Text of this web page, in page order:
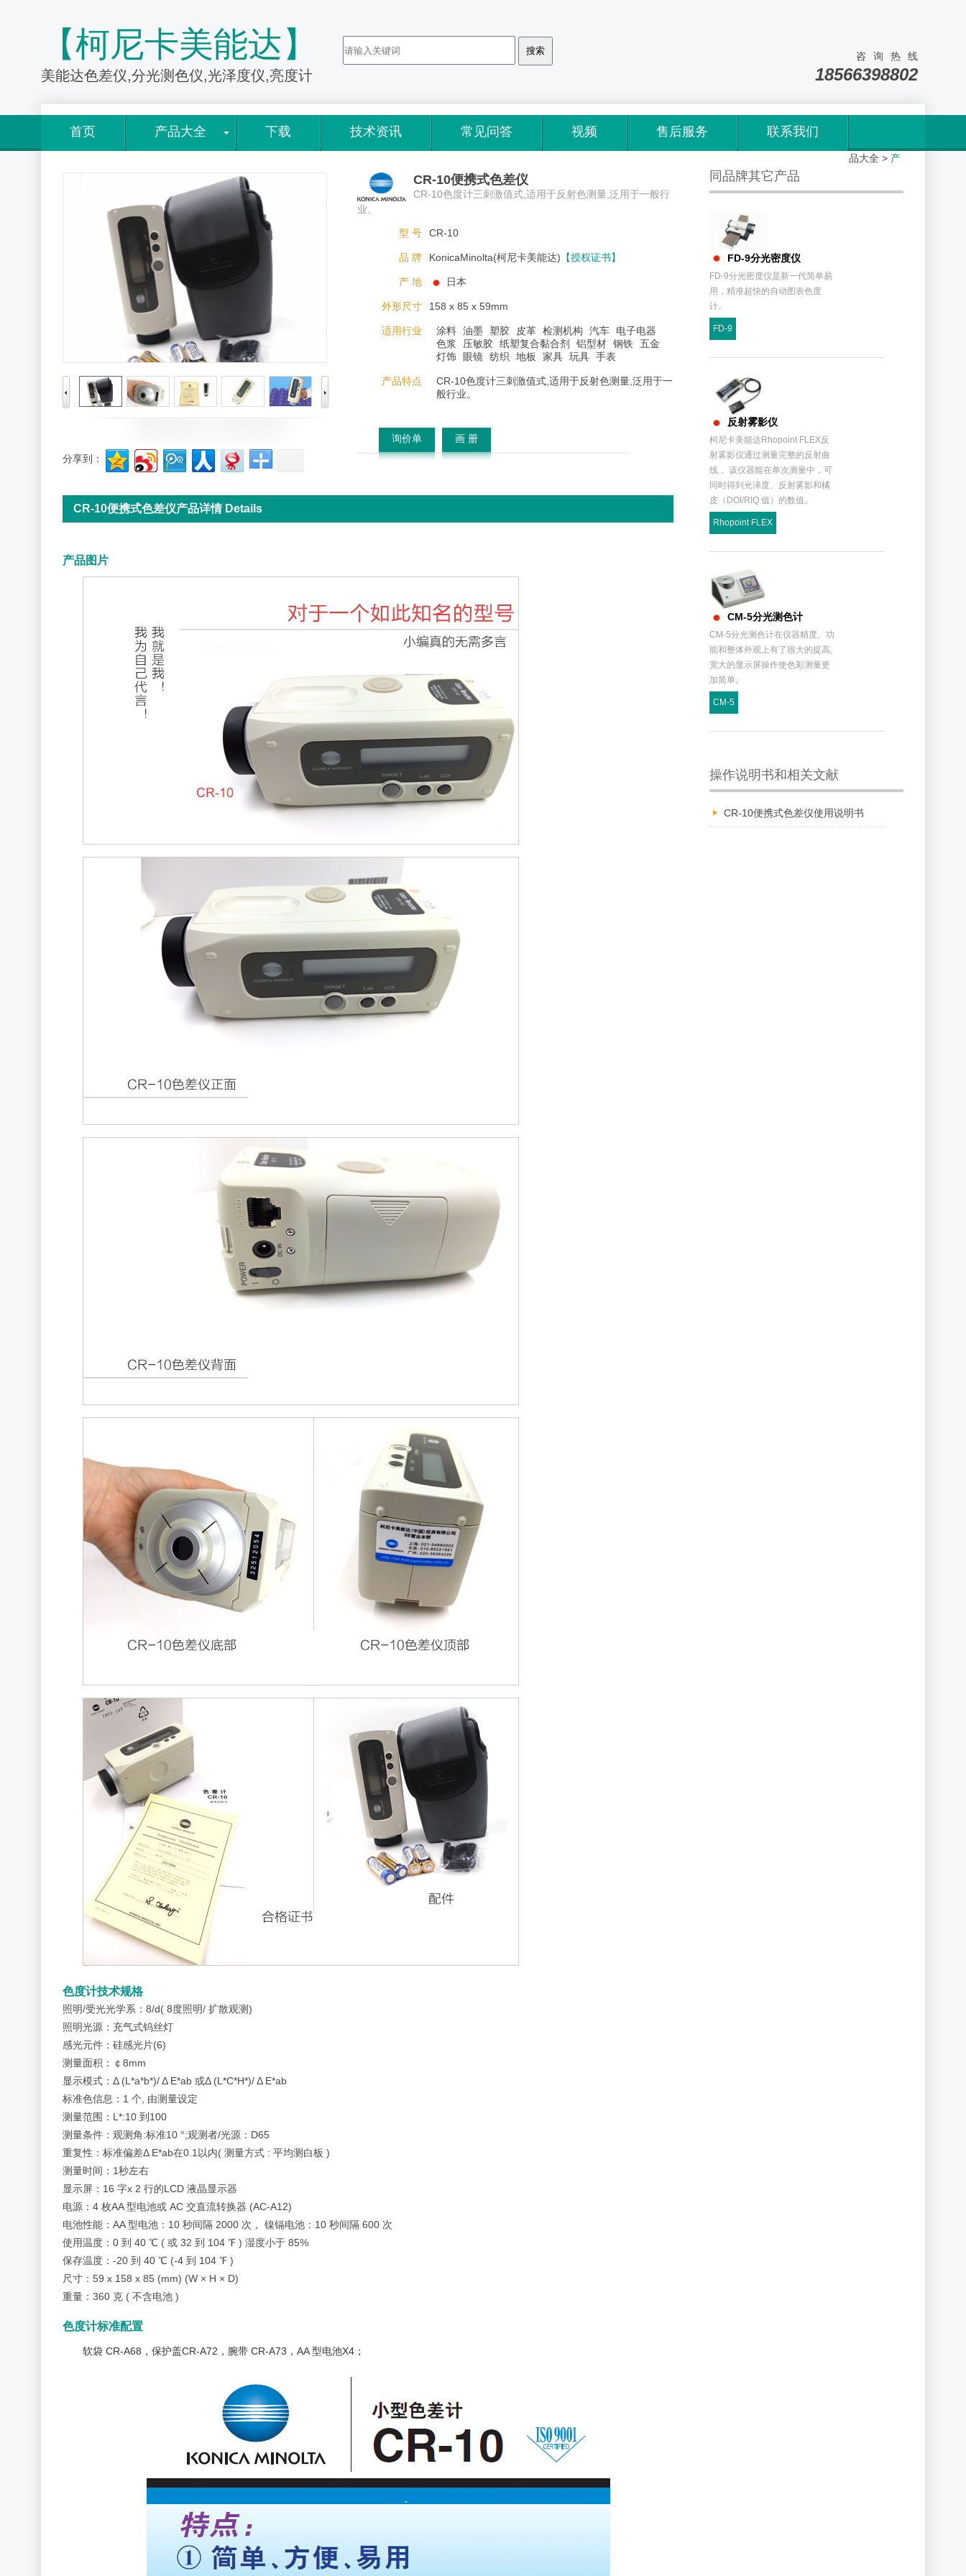
【柯尼卡美能达】
美能达色差仪,分光测色仪,光泽度仪,亮度计
咨询热线
18566398802
首页 产品大全 下载 技术资讯 常见问答 视频 售后服务 联系我们
品大全 > 产
分享到：
CR-10便携式色差仪
CR-10色度计三刺激值式,适用于反射色测量,泛用于一般行
业。
型 号 CR-10
品 牌 KonicaMinolta(柯尼卡美能达) 【授权证书】
产 地 日本
外形尺寸 158 x 85 x 59mm
适用行业 涂料 油墨 塑胶 皮革 检测机构 汽车
电子电器
色浆
压敏胶 纸塑复合黏合剂 铝型材 钢铁
五金
灯饰
眼镜 纺织 地板 家具 玩具 手表
产品特点
CR-10色度计三刺激值式,适用于反射色测量,泛用于一
般行业。
询价单 画 册
CR-10便携式色差仪产品详情 Details
产品图片
色度计技术规格
照明/受光光学系：8/d( 8度照明/ 扩散观测)
照明光源：充气式钨丝灯
感光元件：硅感光片(6)
测量面积：￠8mm
显示模式：Δ (L*a*b*)/ Δ E*ab 或Δ (L*C*H*)/ Δ E*ab
标准色信息：1 个, 由测量设定
测量范围：L*:10 到100
测量条件：观测角:标准10 °;观测者/光源：D65
重复性：标准偏差Δ E*ab在0.1以内( 测量方式 : 平均测白板 )
测量时间：1秒左右
显示屏：16 字x 2 行的LCD 液晶显示器
电源：4 枚AA 型电池或 AC 交直流转换器 (AC-A12)
电池性能：AA 型电池：10 秒间隔 2000 次，
镍镉电池：10 秒间隔 600 次
使用温度：0 到 40 ℃ ( 或 32 到 104 ℉ ) 湿度小于 85%
保存温度：-20 到 40 ℃ (-4 到 104 ℉ )
尺寸：59 x 158 x 85 (mm) (W × H × D)
重量：360 克 ( 不含电池 )
色度计标准配置
软袋 CR-A68，保护盖CR-A72，腕带 CR-A73，AA 型电池X4；
同品牌其它产品
FD-9分光密度仪
FD-9分光密度仪是新一代简单易
用，精准超快的自动图表色度
计。
FD-9
反射雾影仪
柯尼卡美能达Rhopoint FLEX反
射雾影仪通过测量完整的反射曲
线， 该仪器能在单次测量中，可
同时得到光泽度、反射雾影和橘
皮（DOI/RIQ 值）的数值。
Rhopoint FLEX
CM-5分光测色计
CM-5分光测色计在仪器精度、功
能和整体外观上有了很大的提高,
宽大的显示屏操作使色彩测量更
加简单。
CM-5
操作说明书和相关文献
CR-10便携式色差仪使用说明书